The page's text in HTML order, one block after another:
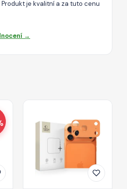
je kvalitní a za tuto cenu
→